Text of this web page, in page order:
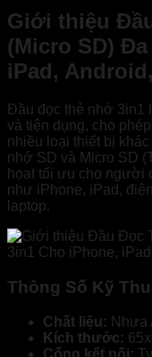
Giới thiệu
(Micro SD)
iPad,
Đầu đọc thẻ nhớ 3in1
và tiện dụng, cho
nhiều loại thiết bị
nhớ SD và Micro SD
hoạt tối ưu cho người
như iPhone, iPad,
laptop.
Thông Số Kỹ
Chất liệu: Nhựa
Kích thước:
Cổng kết nối: